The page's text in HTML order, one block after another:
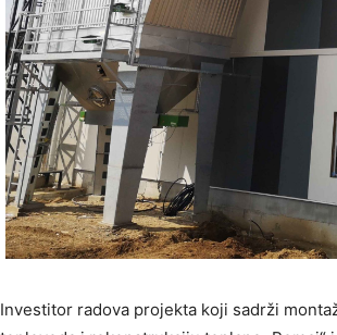
Investitor radova projekta koji sadrži